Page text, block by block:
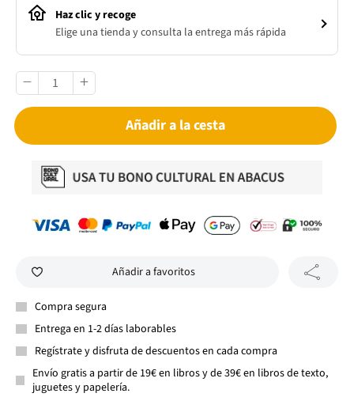
Haz clic y recoge
Elige una tienda y consulta la entrega más rápida
Añadir a la cesta
Añadir a favoritos
Compra segura
Entrega en 1-2 días laborables
Regístrate y disfruta de descuentos en cada compra
Envío gratis a partir de 19€ en libros y de 39€ en libros de texto,
juguetes y papelería.